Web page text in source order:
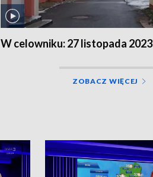
W celowniku: 27 listopada 2023
ZOBACZ WIĘCEJ